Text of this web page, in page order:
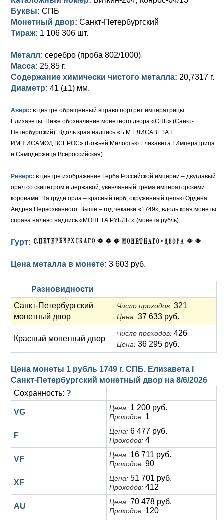
Памятные и донативные
Для Грузии
Русско-Польские
Памятные и донативные
Медь
Для Грузии
Серебро
Медь
Золото
Серебро
Сибирские монеты
Для Молдавии и Валахии
Таврические монеты
Петр III (1762)
Елизавета I (1741-1762)
Серебро
Медь
Для Пруссии
Альбертусталер
Анна Иоанновна (1730-1740)
Петр II (1727-1730)
Екатерина I (1725-1727)
Золото
Медь
Для Речи Посполитой
Буквы: СПБ
Монетный двор: Санкт-Петербургский
Тираж: 1 106 306 шт.
Металл: серебро (проба 802/1000)
Масса: 25,85 г.
Содержание химически чистого металла: 20,7317 г.
Диаметр: 41 (±1) мм.
Аверс: в центре обращенный вправо портрет императрицы
Елизаветы. Ниже обозначение монетного двора «СПБ» (Санкт-
Петербургский). Вдоль края надпись «Б.М.ЕЛИСАВЕТА.I.
ИМП.ИСАМОД:ВСЕРОС» (Божьей Милостью Елизавета I Императрица
и Самодержица Всероссийская).
Реверс: в центре изображение Герба Российской империи – двуглавый
орёл со скипетром и державой, увенчанный тремя императорскими
коронами. На груди орла – красный герб, окруженный цепью Ордена
Андрея Первозванного. Выше – год чеканки «1749», вдоль края монеты
справа налево надпись «МОНЕТА.РУБЛЬ.» (монета рубль).
Гурт:
Цена металла в монете: 3 603 руб.
Разновидности
Санкт-Петербургский
монетный двор
Число проходов: 321
Цена: 37 633 руб.
Красный монетный двор
Число проходов: 426
Цена: 36 295 руб.
Цена монеты 1 рубль 1749 г. СПБ. Елизавета I
Санкт-Петербургский монетный двор на 8/6/2026
Сохранность: ?
VG Цена: 1 200 руб.
Проходов: 1
F Цена: 6 477 руб.
Проходов: 4
VF Цена: 16 711 руб.
Проходов: 90
XF Цена: 51 701 руб.
Проходов: 412
AU Цена: 70 478 руб.
Проходов: 120